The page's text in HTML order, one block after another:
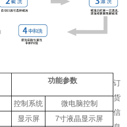
功能参数
控制系统
微电脑控制
显示屏
7寸液晶显示屏
订
货
信